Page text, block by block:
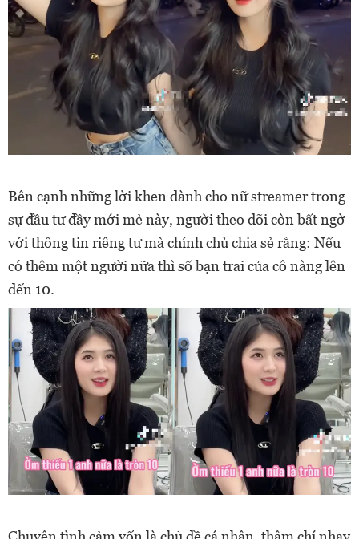
Bên cạnh những lời khen dành cho nữ streamer trong
sự đầu tư đầy mới mẻ này, người theo dõi còn bất ngờ
với thông tin riêng tư mà chính chủ chia sẻ rằng: Nếu
có thêm một người nữa thì số bạn trai của cô nàng lên
đến 10.